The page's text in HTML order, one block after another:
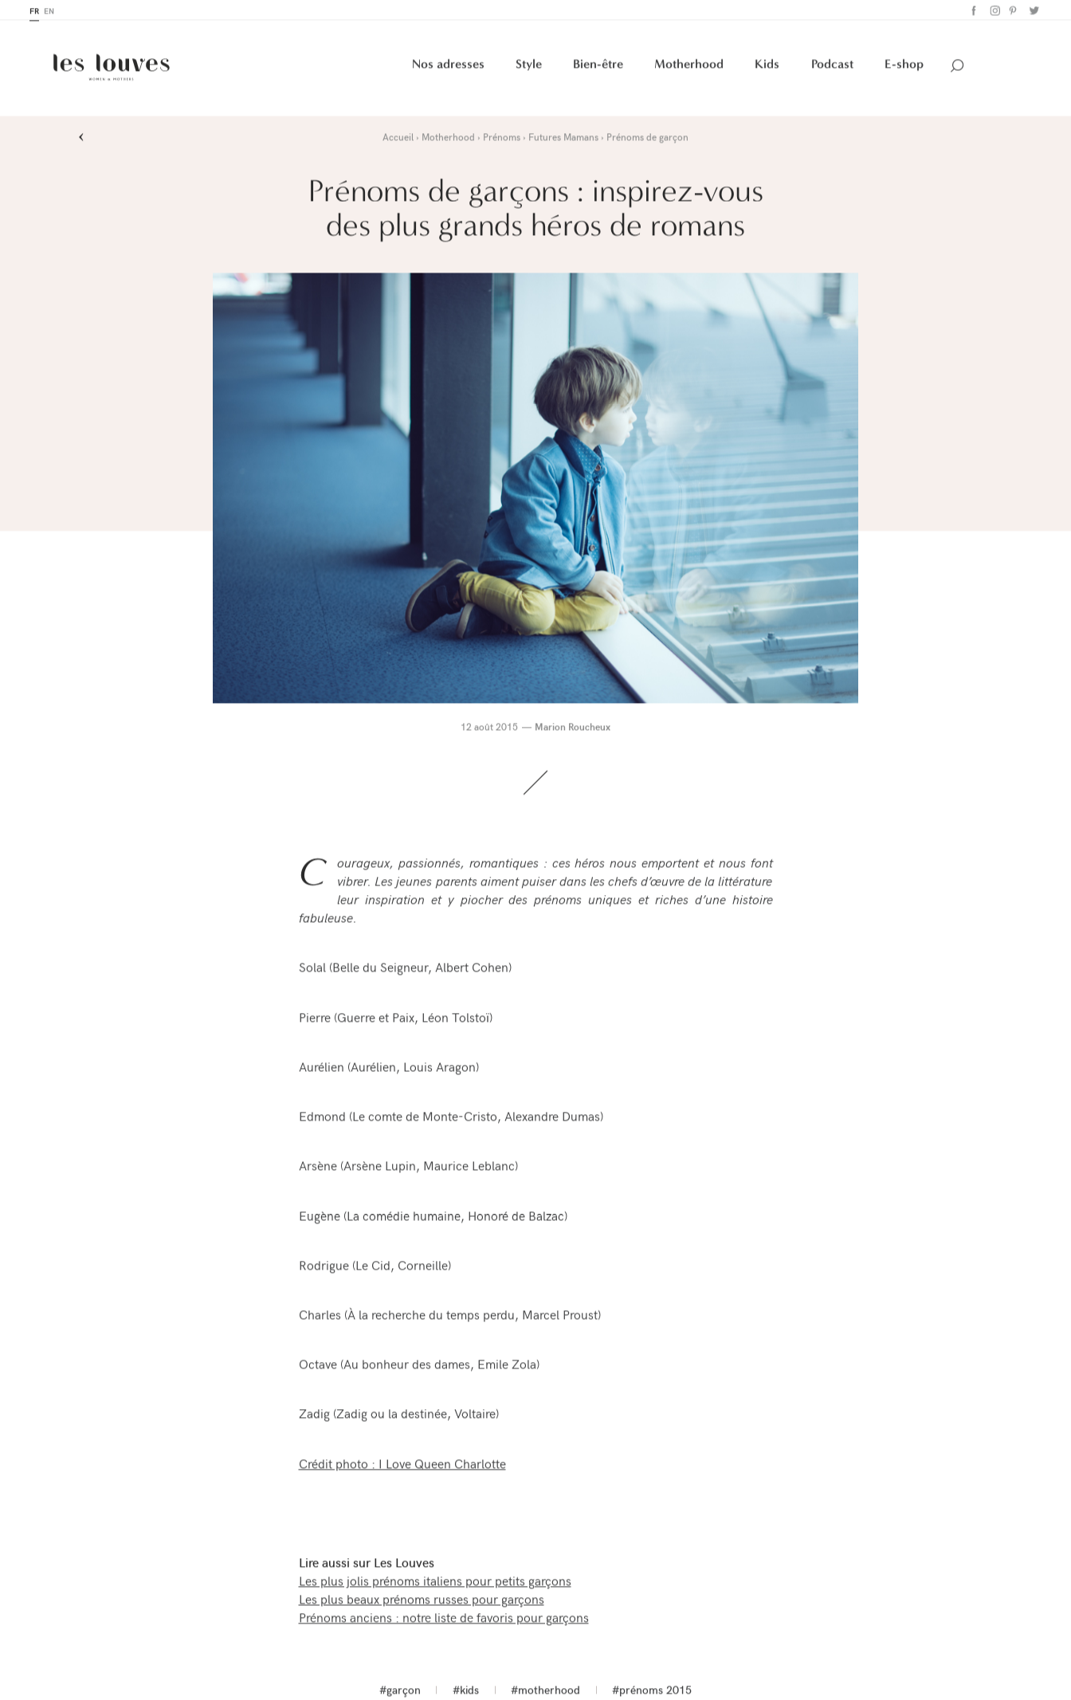
FR EN
Nos adresses Style Bien-être Motherhood Kids Podcast E-shop
› Accueil Motherhood Prénoms Futures Mamans Prénoms de garçon
Prénoms de garçons : inspirez-vous
des plus grands héros de romans
12 août 2015 Marion Roucheux
C
ourageux, passionnés, romantiques : ces héros nous emportent et nous font
vibrer. Les jeunes parents aiment puiser dans les chefs d’œuvre de la littérature
leur inspiration et y piocher des prénoms uniques et riches d’une histoire
fabuleuse.
Solal (Belle du Seigneur, Albert Cohen)
Pierre (Guerre et Paix, Léon Tolstoï)
Aurélien (Aurélien, Louis Aragon)
Edmond (Le comte de Monte-Cristo, Alexandre Dumas)
Arsène (Arsène Lupin, Maurice Leblanc)
Eugène (La comédie humaine, Honoré de Balzac)
Rodrigue (Le Cid, Corneille)
Charles (Àla recherche du temps perdu, Marcel Proust)
Octave (Au bonheur des dames, Emile Zola)
Zadig (Zadig ou la destinée, Voltaire)
Crédit photo : I Love Queen Charlotte
Lire aussi sur Les Louves
Les plus jolis prénoms italiens pour petits garçons
Les plus beaux prénoms russes pour garçons
Prénoms anciens : notre liste de favoris pour garçons
#garçon #kids #motherhood #prénoms 2015